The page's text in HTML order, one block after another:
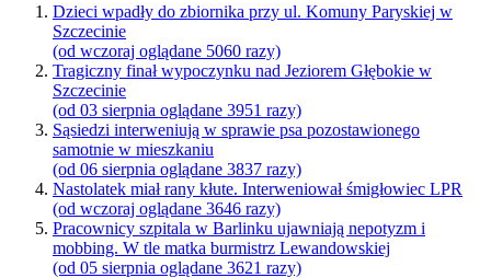
Dzieci wpadły do zbiornika przy ul. Komuny Paryskiej w
Szczecinie
(od wczoraj oglądane 5060 razy)
Tragiczny finał wypoczynku nad Jeziorem Głębokie w
Szczecinie
(od 03 sierpnia oglądane 3951 razy)
Sąsiedzi interweniują w sprawie psa pozostawionego
samotnie w mieszkaniu
(od 06 sierpnia oglądane 3837 razy)
Nastolatek miał rany kłute. Interweniował śmigłowiec LPR
(od wczoraj oglądane 3646 razy)
Pracownicy szpitala w Barlinku ujawniają nepotyzm i
mobbing. W tle matka burmistrz Lewandowskiej
(od 05 sierpnia oglądane 3621 razy)